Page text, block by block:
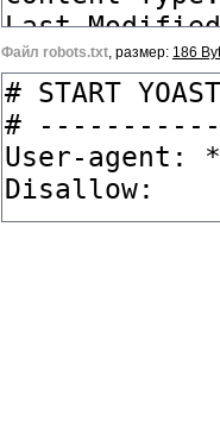
Файл robots.txt , размер: 186